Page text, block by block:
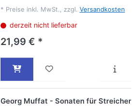
* Preise inkl. MwSt., zzgl. Versandkosten
derzeit nicht lieferbar
21,99 € *
Georg Muffat - Sonaten für Streicher